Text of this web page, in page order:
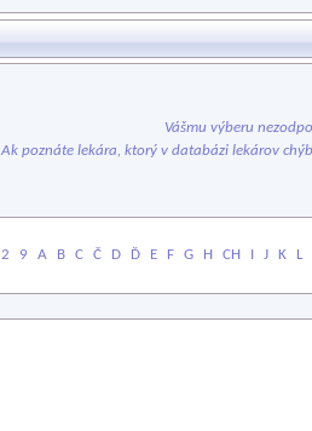
Vášmu výberu
Ak poznáte lekára, ktorý v databázi lekárov
2 9 A B C Č D Ď E F G H CH I J K L